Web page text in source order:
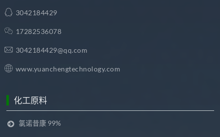
3042184429
17282536078
3042184429@qq.com
www.yuanchengtechnology.com
化工原料
氯诺昔康 99%